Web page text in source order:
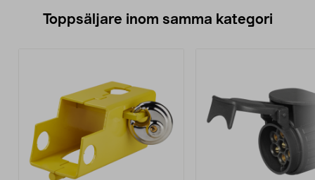
Toppsäljare inom samma kategori